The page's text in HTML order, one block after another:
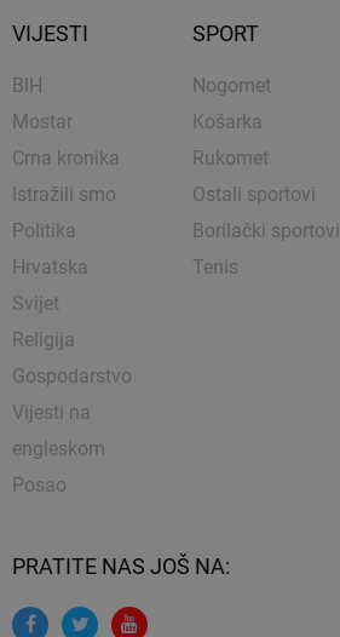
VIJESTI
BIH
Mostar
Crna kronika
Istražili smo
Politika
Hrvatska
Svijet
Religija
Gospodarstvo
Vijesti na
engleskom
Posao
SPORT
Nogomet
Košarka
Rukomet
Ostali sportovi
Borilački sportovi
Tenis
PRATITE NAS JOŠ NA: